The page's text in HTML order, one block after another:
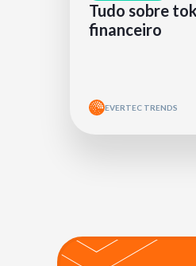
Tudo sobre
financeiro
EVERTEC TRENDS